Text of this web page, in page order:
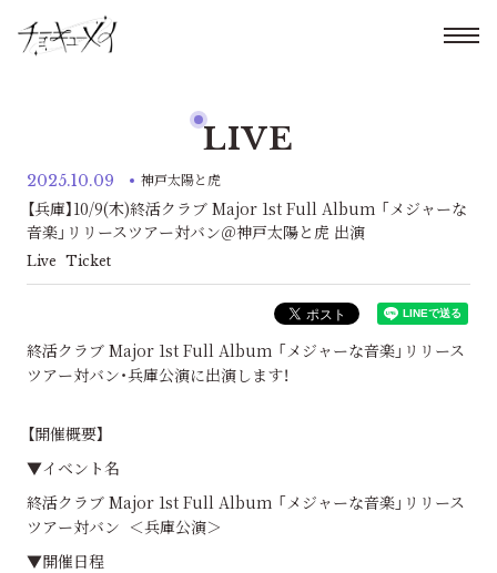
LIVE
2025.10.09 神戸太陽と虎
【兵庫】10/9(木)終活クラブ Major 1st Full Album 「メジャーな
音楽」リリースツアー対バン＠神戸太陽と虎 出演
Live Ticket
終活クラブ Major 1st Full Album 「メジャーな音楽」リリース
ツアー対バン・兵庫公演に出演します！
【開催概要】
▼イベント名
終活クラブ Major 1st Full Album 「メジャーな音楽」リリース
ツアー対バン ＜兵庫公演＞
▼開催日程